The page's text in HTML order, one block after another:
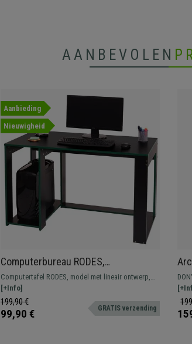
AANBEVOLEN
Aanbieding
Nieuwigheid
Computerbureau RODES,
120x60x76cm, Lineair Ontwerp, in
Zwart en Groen Hout
Computertafel RODES, model met lineair ontwerp,
zeer groot werkblad en inclusief PC compartiment
[+Info]
199,90 €
99,90 € GRATIS verzending
4
en